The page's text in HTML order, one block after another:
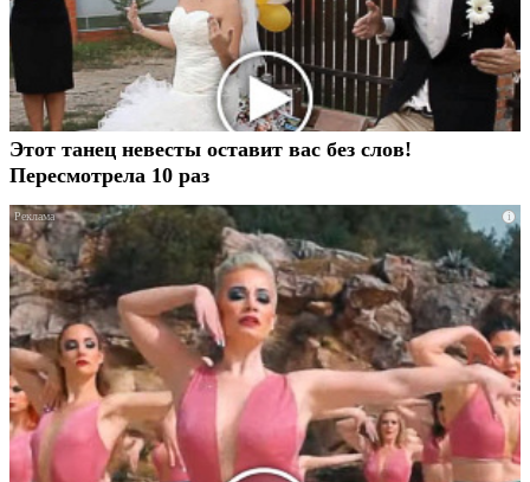
Этот танец невесты оставит вас без слов!
Пересмотрела 10 раз
i